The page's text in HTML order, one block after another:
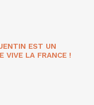
EST UN
VIVE LA FRANCE !